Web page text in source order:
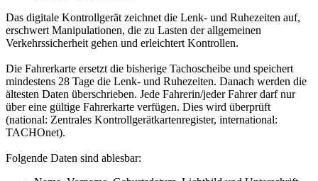
Das digitale Kontrollgerät zeichnet die Lenk- und Ruhezeiten auf,
erschwert Manipulationen, die zu Lasten der allgemeinen
Verkehrssicherheit gehen und erleichtert Kontrollen.
Die Fahrerkarte ersetzt die bisherige Tachoscheibe und speichert
mindestens 28 Tage die Lenk- und Ruhezeiten. Danach werden die
ältesten Daten überschrieben. Jede Fahrerin/jeder Fahrer darf nur
über eine gültige Fahrerkarte verfügen. Dies wird überprüft
(national: Zentrales Kontrollgerätkartenregister, international:
TACHOnet).
Folgende Daten sind ablesbar: